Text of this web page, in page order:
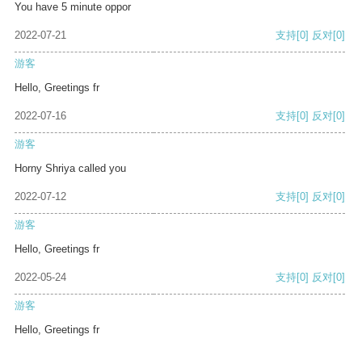
You have 5 minute oppor
2022-07-21 支持[0] 反对[0]
游客
Hello, Greetings fr
2022-07-16 支持[0] 反对[0]
游客
Horny Shriya called you
2022-07-12 支持[0] 反对[0]
游客
Hello, Greetings fr
2022-05-24 支持[0] 反对[0]
游客
Hello, Greetings fr